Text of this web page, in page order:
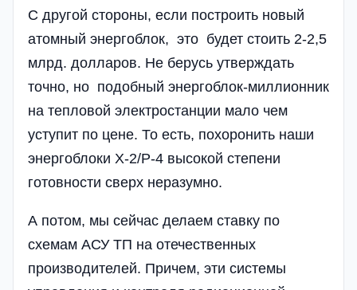
С другой стороны, если построить новый
атомный энергоблок, это будет стоить 2-2,5
млрд. долларов. Не берусь утверждать
точно, но подобный энергоблок-миллионник
на тепловой электростанции мало чем
уступит по цене. То есть, похоронить наши
энергоблоки Х-2/Р-4 высокой степени
готовности сверх неразумно.
А потом, мы сейчас делаем ставку по
схемам АСУ ТП на отечественных
производителей. Причем, эти системы